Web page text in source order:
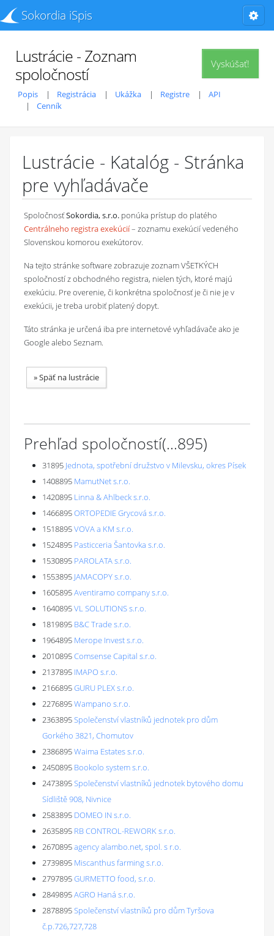
Sokordia iSpis
Vyskúšať!
Lustrácie - Zoznam
spoločností
Popis Registrácia Ukážka Registre
API
Cenník
Lustrácie - Katalóg - Stránka
pre vyhľadávače
SpoločnosťSokordia, s.r.o. ponúka prístup do platého
Centrálneho registra exekúcií– zoznamu exekúcií vedeného
Slovenskou komorou exekútorov.
Na tejto stránke software zobrazuje zoznam VŠETKÝCH
spoločností z obchodného registra, nielen tých, ktoré majú
exekúciu. Pre overenie, či konkrétna spoločnosť je či nie je v
exekúcii, je treba urobiť platený dopyt.
Táto stránka je určená iba pre internetové vyhľadávače ako je
Google alebo Seznam.
»Späť na lustrácie
Prehľad spoločností(...895)
31895 Jednota, spotřební družstvo v Milevsku, okres Písek
1408895 MamutNet s.r.o.
1420895 Linna & Ahlbeck s.r.o.
1466895ORTOPEDIE Grycová s.r.o.
1518895VOVA a KM s.r.o.
1524895 Pasticceria Šantovka s.r.o.
1530895 PAROLATA s.r.o.
1553895 JAMACOPY s.r.o.
1605895Aventiramo company s.r.o.
1640895VL SOLUTIONS s.r.o.
1819895 B&C Trade s.r.o.
1964895 Merope Invest s.r.o.
2010895Comsense Capital s.r.o.
2137895 IMAPO s.r.o.
2166895GURU PLEX s.r.o.
2276895Wampano s.r.o.
2363895Společenství vlastníků jednotek pro dům
Gorkého 3821, Chomutov
2386895Waima Estates s.r.o.
2450895 Bookolo system s.r.o.
2473895Společenství vlastníků jednotek bytového domu
Sídliště 908, Nivnice
2583895 DOMEO IN s.r.o.
2635895 RB CONTROL-REWORK s.r.o.
2670895agency alambo.net, spol. s r.o.
2739895 Miscanthus farming s.r.o.
2797895GURMETTO food, s.r.o.
2849895AGRO Haná s.r.o.
2878895Společenství vlastníků pro dům Tyršova
č.p.726,727,728